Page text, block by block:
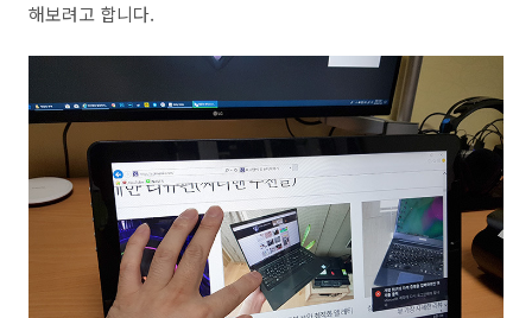
해보려고 합니다.